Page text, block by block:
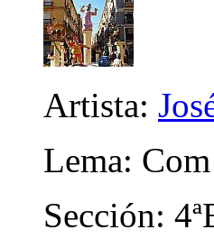
Artista:
Lema:
Sección: